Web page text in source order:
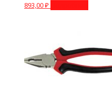
893,00₽